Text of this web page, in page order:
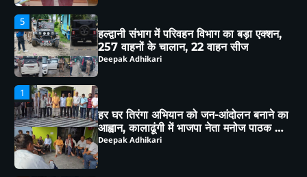
हर घर तिरंगा अभियान को जन-आंदोलन बनाने का
आह्वान, कालाढूंगी में भाजपा नेता मनोज पाठक ने
क्षेत्रवासियों संग किया विचार-विमर्श
Deepak Adhikari
2
चेहल्लुम पर अखाड़ा शमशीर-ए-हैदरी का आयोजन,
हैरतअंगेज़ अखाड़ों, करतबों ने बांधा समा, ताज़िया
दारों, दंगल विजेताओं व लंगर कमेटियों का हुआ
सम्मान
Deepak Adhikari